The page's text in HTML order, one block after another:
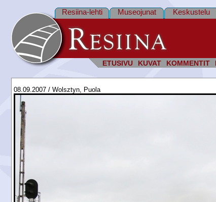
ETUSIVU KUVAT KOMMENTIT
Resiina-lehti Museojunat Keskustelu
08.09.2007 / Wolsztyn, Puola